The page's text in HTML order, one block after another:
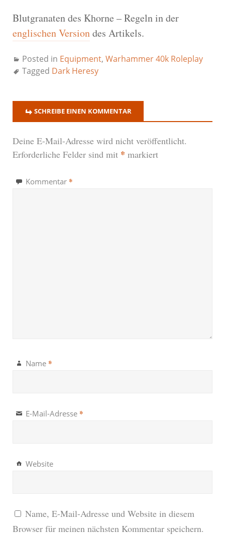
Blutgranaten des Khorne – Regeln in der
englischen Versiondes Artikels.
Posted in Equipment, Warhammer 40k Roleplay
Tagged Dark Heresy
SCHREIBE EINEN KOMMENTAR
Deine E-Mail-Adresse wird nicht veröffentlicht.
Erforderliche Felder sind mit * markiert
Kommentar *
Name *
E-Mail-Adresse *
Website
Name, E-Mail-Adresse und Website in diesem
Browser für meinen nächsten Kommentar speichern.